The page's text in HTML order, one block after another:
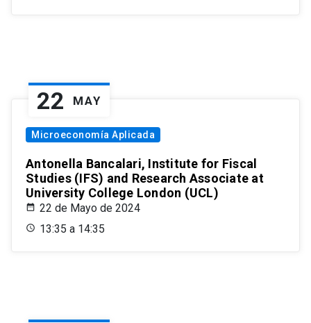
22 MAY
Microeconomía Aplicada
Antonella Bancalari, Institute for Fiscal
Studies (IFS) and Research Associate at
University College London (UCL)
22 de Mayo de 2024
13:35 a 14:35